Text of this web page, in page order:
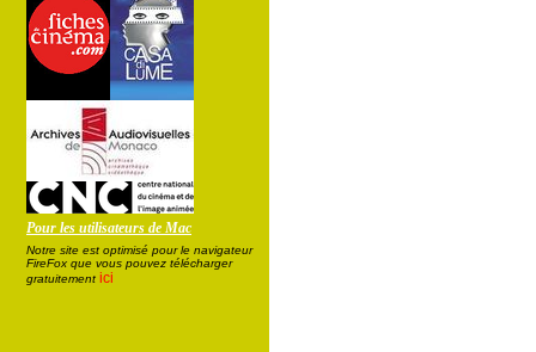
Pour les utilisateurs de Mac
Notre site est optimisé pour le navigateur
FireFox que vous pouvez télécharger
gratuitement ici